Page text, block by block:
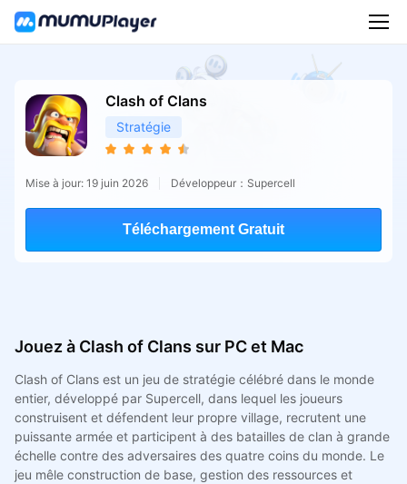
Clash of Clans
Stratégie
Mise à jour: 19 juin 2026 Développeur：Supercell
Téléchargement Gratuit
Jouez à Clash of Clans sur PC et Mac
Clash of Clans est un jeu de stratégie célébré dans le monde
entier, développé par Supercell, dans lequel les joueurs
construisent et défendent leur propre village, recrutent une
puissante armée et participent à des batailles de clan à grande
échelle contre des adversaires des quatre coins du monde. Le
jeu mêle construction de base, gestion des ressources et